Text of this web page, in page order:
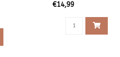
€14,99